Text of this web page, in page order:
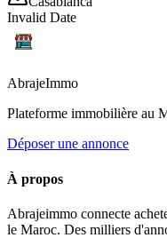
Invalid Date
AbrajeImmo
Plateforme immobilière au
Déposer une annonce
À propos
Abrajeimmo connecte
le Maroc. Des milliers